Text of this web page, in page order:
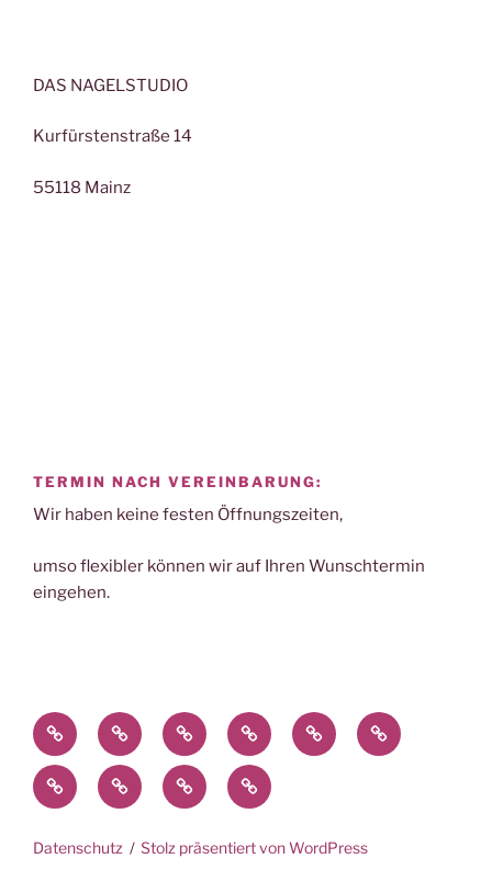
DAS NAGELSTUDIO
Kurfürstenstraße 14
55118 Mainz
TERMIN NACH VEREINBARUNG:
Wir haben keine festen Öffnungszeiten,
umso flexibler können wir auf Ihren Wunschtermin
eingehen.
Home
Das
Team
Produkte
&
Leistungen
Nailart-
Impressionen
Dies
&
Presse
Schulung
&
Jobs Kontakt Kalender
Datenschutz Stolz präsentiert von WordPress